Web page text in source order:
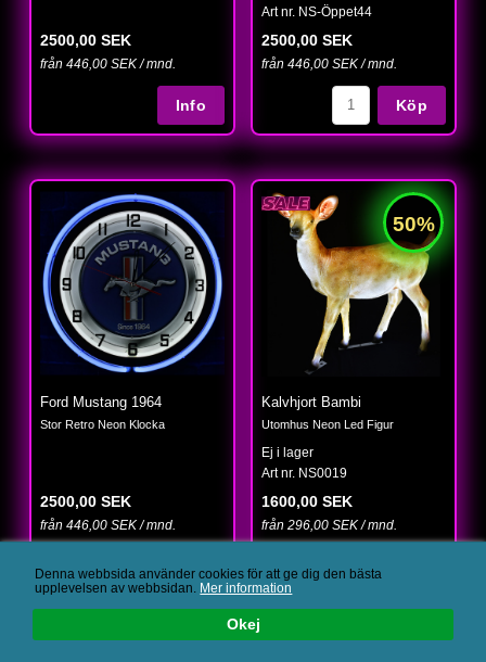
Okej
Denna webbsida använder cookies för att ge dig den bästa
upplevelsen av webbsidan. Mer information
2500,00 SEK
från 446,00 SEK / mnd.
Art nr. NS-Öppet44
2500,00 SEK
från 446,00 SEK / mnd.
Köp
Ford Mustang 1964
Stor Retro Neon Klocka
2500,00 SEK
från 446,00 SEK / mnd.
Kalvhjort Bambi
Utomhus Neon Led Figur
Ej i lager
Art nr. NS0019
1600,00 SEK
från 296,00 SEK / mnd.